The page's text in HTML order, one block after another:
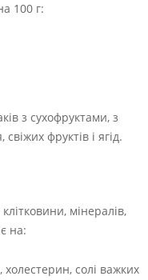
100 г:
з сухофруктами, з
фруктів і ягід.
мінералів,
на:
солі важких